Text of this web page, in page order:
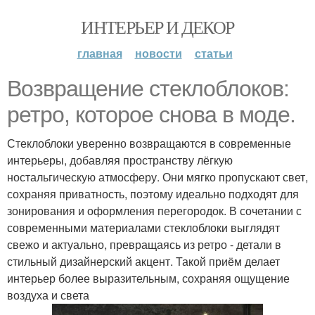
ИНТЕРЬЕР И ДЕКОР
главная новости статьи
Возвращение стеклоблоков:
ретро, которое снова в моде.
Стеклоблоки уверенно возвращаются в современные
интерьеры, добавляя пространству лёгкую
ностальгическую атмосферу. Они мягко пропускают свет,
сохраняя приватность, поэтому идеально подходят для
зонирования и оформления перегородок. В сочетании с
современными материалами стеклоблоки выглядят
свежо и актуально, превращаясь из ретро - детали в
стильный дизайнерский акцент. Такой приём делает
интерьер более выразительным, сохраняя ощущение
воздуха и света